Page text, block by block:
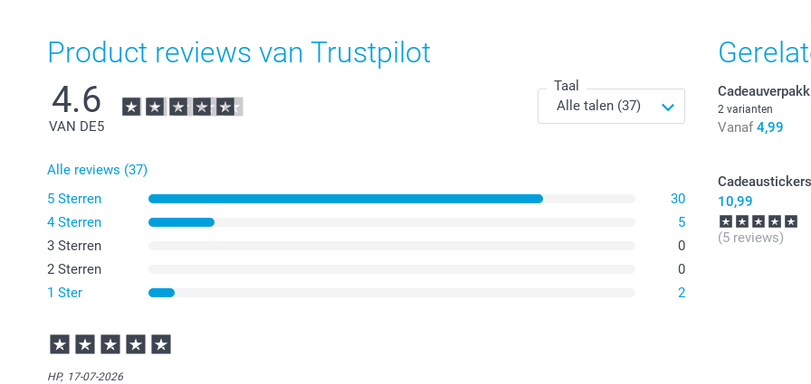
Product reviews van Trustpilot
4.6
VAN DE5
Taal
Alle reviews (37)
5 Sterren
30
4 Sterren
5
3 Sterren
0
2 Sterren
0
1 Ster
2
HP, 17-07-2026
2 varianten
Vanaf 4,99
10,99
(5 reviews)